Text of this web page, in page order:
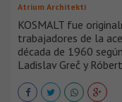
Atrium Architekti
KOSMALT fue
trabajadores de la
década de 1960
Ladislav Greč y